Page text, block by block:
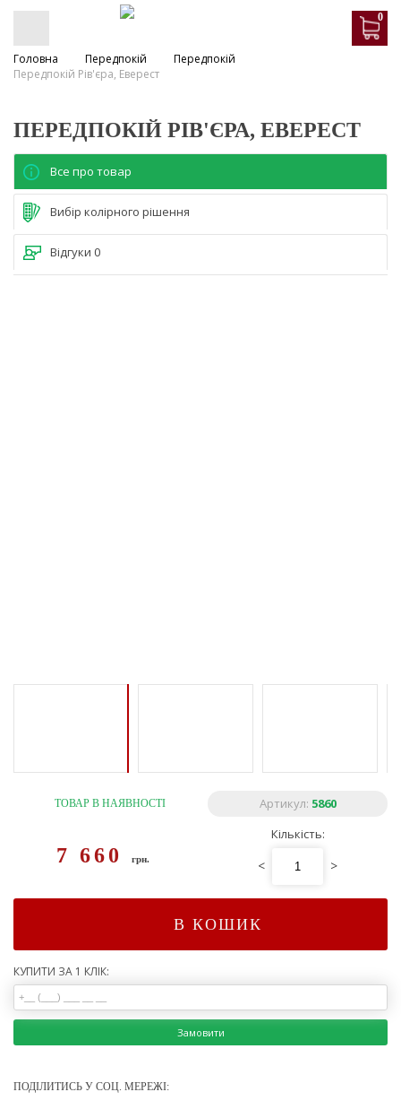
0
Головна Передпокій
Передпокій
Передпокій Рів'єра, Еверест
ПЕРЕДПОКІЙ РІВ'ЄРА, ЕВЕРЕСТ
Все про товар
Вибір колірного рішення
Відгуки 0
ТОВАР В НАЯВНОСТІ Артикул: 5860
7 660грн.
Кількість:
< >
В КОШИК
КУПИТИ ЗА 1 КЛІК:
Замовити
ПОДІЛИТИСЬ У СОЦ. МЕРЕЖІ: